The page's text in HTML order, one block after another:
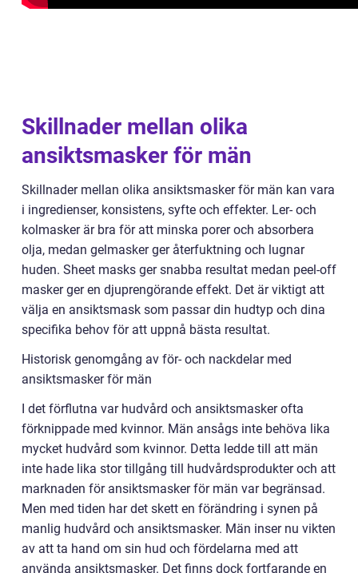
Skillnader mellan olika
ansiktsmasker för män
Skillnader mellan olika ansiktsmasker för män kan vara
i ingredienser, konsistens, syfte och effekter. Ler- och
kolmasker är bra för att minska porer och absorbera
olja, medan gelmasker ger återfuktning och lugnar
huden. Sheet masks ger snabba resultat medan peel-off
masker ger en djuprengörande effekt. Det är viktigt att
välja en ansiktsmask som passar din hudtyp och dina
specifika behov för att uppnå bästa resultat.
Historisk genomgång av för- och nackdelar med
ansiktsmasker för män
I det förflutna var hudvård och ansiktsmasker ofta
förknippade med kvinnor. Män ansågs inte behöva lika
mycket hudvård som kvinnor. Detta ledde till att män
inte hade lika stor tillgång till hudvårdsprodukter och att
marknaden för ansiktsmasker för män var begränsad.
Men med tiden har det skett en förändring i synen på
manlig hudvård och ansiktsmasker. Män inser nu vikten
av att ta hand om sin hud och fördelarna med att
använda ansiktsmasker. Det finns dock fortfarande en